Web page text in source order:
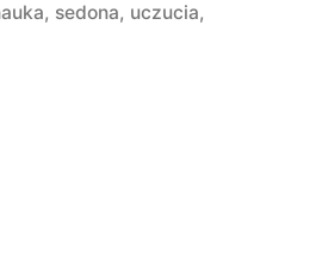
, sedona, uczucia,